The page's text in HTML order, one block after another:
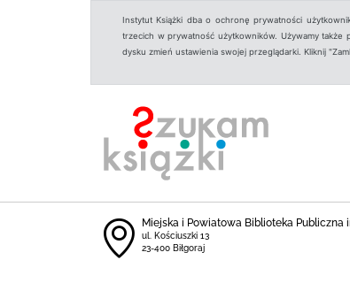
Instytut Książki dba o ochronę prywatności
trzecich w prywatność użytkowników. Używamy także
dysku zmień ustawienia swojej przeglądarki. Kliknij
Miejska i Powiatowa Biblioteka Publiczna
ul. Kościuszki 13
23-400 Biłgoraj